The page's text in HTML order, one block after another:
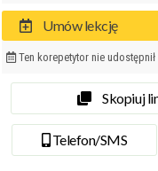
Umów lekcję
Ten korepetytor nie udostępnił
Skopiuj
Telefon/SMS